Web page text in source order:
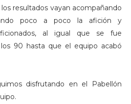
resultados vayan acompañando
poco a poco la afición y
al igual que se fue
90 hasta que el equipo acabó
disfrutando en el Pabellón